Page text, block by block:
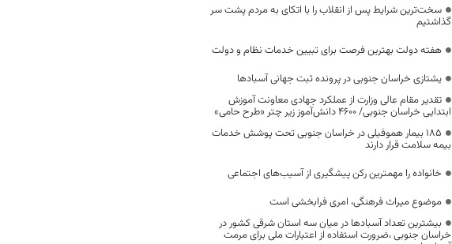
سخت‌ترین شرایط پس از انقلاب را با اتکای به مردم پشت سر
گذاشتیم
هفته دولت بهترین فرصت برای تبیین خدمات نظام و دولت
یشتازی خراسان جنوبی در پرونده ثبت جهانی آسبادها
تقدیر مقام عالی وزارت از عملکرد جهادی معاونت آموزش
ابتدایی خراسان جنوبی/ ۴۶۰۰ دانش‌آموز زیر چتر «طرح حامی»
۱۸۵ بیمار هموفیلی در خراسان جنوبی تحت پوشش خدمات
بیمه سلامت قرار دارند
خانواده را مهمترین رکن پیشگیری از آسیب‌های اجتماعی
موضوع میراث فرهنگی، امری فرابخشی است
بیشترین تعداد آسبادها در میان سه استان شرقی کشور در
خراسان جنوبی ،ضرورت استفاده از اعتبارات ملی برای مرمت